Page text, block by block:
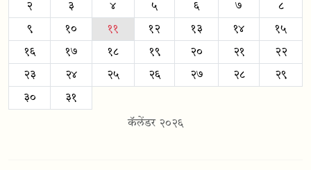
२ ३ ४ ५ ६ ७ ८
९ १० ११ १२ १३ १४ १५
१६ १७ १८ १९ २० २१ २२
२३ २४ २५ २६ २७ २८ २९
३० ३१
कॅलेंडर २०२६